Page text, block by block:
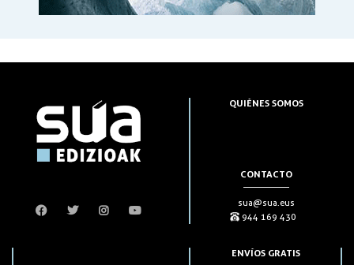
QUIÉNES SOMOS
CONTACTO
sua@sua.eus
944 169 430
ENVÍOS GRATIS